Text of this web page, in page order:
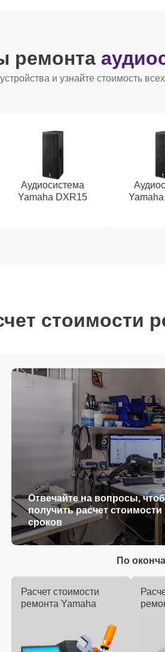
ремонта
и узнайте стоимость
Аудиосистема
Yamaha DXR15
стоимости
Отвечайте на вопросы,
получить расчет стоимости
сроков
По
Расчет стоимости
ремонта Yamaha